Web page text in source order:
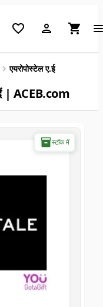
थीम (लाइट के लिए क्लिक करें)
एयरोपोस्टेल ए.ई
| ACEB.com
स्टॉक में